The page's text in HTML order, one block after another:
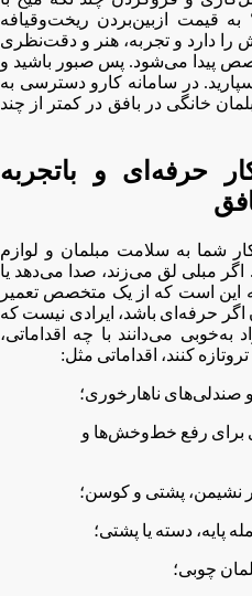
قیمت از‌بین‌بردن ریخت‌و‌قیافه
را دارد و تجربه، هنر و دقت‌نظری
پیدا می‌شود. پس صبور باشید و
در سامانه کارو دسترسی به
خانگی در بافق در کمتر از چند
حرفه‌ای و باتجربه
شما به سلامت مبلمان و لوازم
مبلی لق می‌زند، صدا می‌دهد یا
این است که از یک متخصص تعمیر
اگر حرفه‌ای باشد، ایرادی نیست که
به‌خوبی می‌دانند با چه اقداماتی،
کنند، اقداماتی مثل:
و صندلی‌های ناهارخوری؛
برای رفع خط‌و‌خش‌ها و
نشیمن، پشتی و کوسن؛
پایه، دسته یا پشتی؛
چوبی؛